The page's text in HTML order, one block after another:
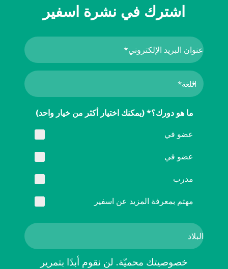
اشترك في نشرة اسفير
ما هو دورك؟* (يمكنك اختيار أكثر من خيار واحد)
عضو في
عضو في
مدرب
مهتم بمعرفة المزيد عن اسفير
خصوصيتك محميّة. لن نقوم أبدًا بتمرير